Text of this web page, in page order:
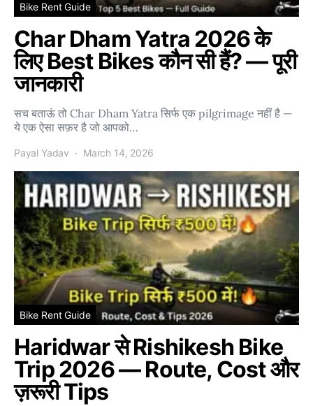
Bike Rent Guide
Char Dham Yatra 2026 के
लिए Best Bikes कौन सी हैं? — पूरी
जानकारी
सच बताऊं तो Char Dham Yatra सिर्फ एक pilgrimage नहीं है —
ये एक ऐसा सफ़र है जो आपको…
Payal Yadav March 14, 2026
Bike Rent Guide
Haridwar से Rishikesh Bike
Trip 2026 — Route, Cost और
ज़रूरी Tips